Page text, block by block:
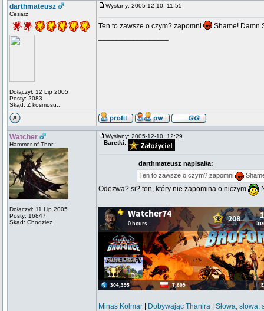
darthmateusz
Cesarz
Dołączył: 12 Lip 2005
Posty: 2083
Skąd: Z kosmosu...
Wysłany: 2005-12-10, 11:55
Ten to zawsze o czym? zapomni
Shame! Damn
Watcher
Hammer of Thor
Dołączył: 11 Lip 2005
Posty: 16847
Skąd: Chodzież
Wysłany: 2005-12-10, 12:29
Baretki:
darthmateusz napisał/a:
Ten to zawsze o czym? zapomni
Odezwa? si? ten, który nie zapomina o niczym
Minas Kolmar Dobywając Thanira Słowa, słowa,